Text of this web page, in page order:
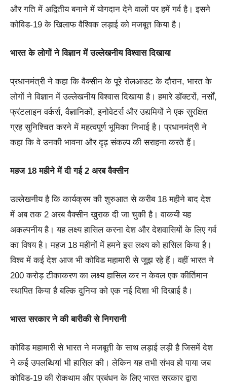
और गति में अद्वितीय बनाने में योगदान देने वालों पर हमें गर्व है। इसने
कोविड-19 के खिलाफ वैश्विक लड़ाई को मजबूत किया है।
भारत के लोगों ने विज्ञान में उल्लेखनीय विश्वास दिखाया
प्रधानमंत्री ने कहा कि वैक्सीन के पूरे रोलआउट के दौरान, भारत के
लोगों ने विज्ञान में उल्लेखनीय विश्वास दिखाया है। हमारे डॉक्टरों, नर्सों,
फ्रंटलाइन वर्कर्स, वैज्ञानिकों, इनोवेटर्स और उद्यमियों ने एक सुरक्षित
ग्रह सुनिश्चित करने में महत्वपूर्ण भूमिका निभाई है। प्रधानमंत्री ने
कहा कि वे उनकी भावना और दृढ़ संकल्प की सराहना करते हैं।
महज 18 महीने में दी गई 2 अरब वैक्सीन
उल्लेखनीय है कि कार्यक्रम की शुरुआत से करीब 18 महीने बाद देश
में अब तक 2 अरब वैक्सीन खुराक दी जा चुकी है। वाकयी यह
अकल्पनीय है। यह लक्ष्य हासिल करना देश और देशवासियों के लिए गर्व
का विषय है। महज 18 महीनों में हमने इस लक्ष्य को हासिल किया है।
विश्व में कई देश आज भी कोविड महामारी से जूझ रहे हैं। वहीं भारत ने
200 करोड़ टीकाकरण का लक्ष्य हासिल कर न केवल एक कीर्तिमान
स्थापित किया है बल्कि दुनिया को एक नई दिशा भी दिखाई है।
भारत सरकार ने की बारीकी से निगरानी
कोविड महामारी से भारत ने मजबूती के साथ लड़ाई लड़ी है जिसमें देश
ने कई उपलब्धियां भी हासिल की। लेकिन यह तभी संभव हो पाया जब
कोविड-19 की रोकथाम और प्रबंधन के लिए भारत सरकार द्वारा